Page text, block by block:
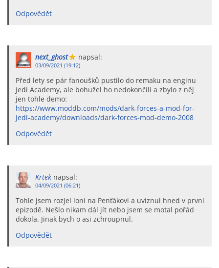
Odpovědět
next_ghost napsal:
03/09/2021 (19:12)
Před lety se pár fanoušků pustilo do remaku na enginu
Jedi Academy, ale bohužel ho nedokončili a zbylo z něj
jen tohle demo:
https://www.moddb.com/mods/dark-forces-a-mod-for-
jedi-academy/downloads/dark-forces-mod-demo-2008
Odpovědět
Krtek napsal:
04/09/2021 (06:21)
Tohle jsem rozjel loni na Penťákovi a uvíznul hned v první
epizodě. Nešlo nikam dál jít nebo jsem se motal pořád
dokola. Jinak bych o asi zchroupnul.
Odpovědět